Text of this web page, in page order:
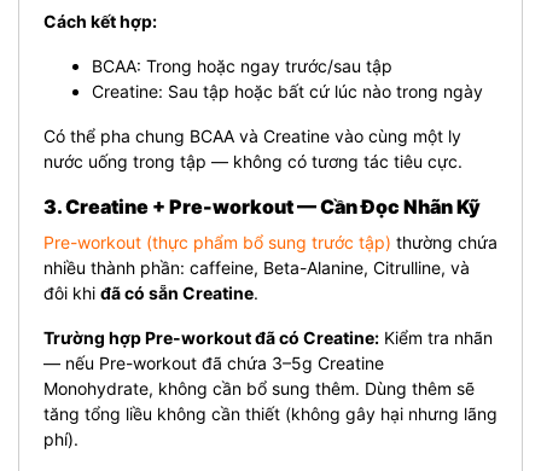
Cách kết hợp:
BCAA: Trong hoặc ngay trước/sau tập
Creatine: Sau tập hoặc bất cứ lúc nào trong ngày
Có thể pha chung BCAA và Creatine vào cùng một ly
nước uống trong tập — không có tương tác tiêu cực.
3. Creatine + Pre-workout — Cần Đọc Nhãn Kỹ
Pre-workout (thực phẩm bổ sung trước tập) thường chứa
nhiều thành phần: caffeine, Beta-Alanine, Citrulline, và
đôi khi đã có sẵn Creatine.
Trường hợp Pre-workout đã có Creatine: Kiểm tra nhãn
— nếu Pre-workout đã chứa 3–5g Creatine
Monohydrate, không cần bổ sung thêm. Dùng thêm sẽ
tăng tổng liều không cần thiết (không gây hại nhưng lãng
phí).